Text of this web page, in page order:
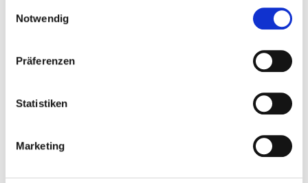
Notwendig
Präferenzen
Statistiken
Marketing